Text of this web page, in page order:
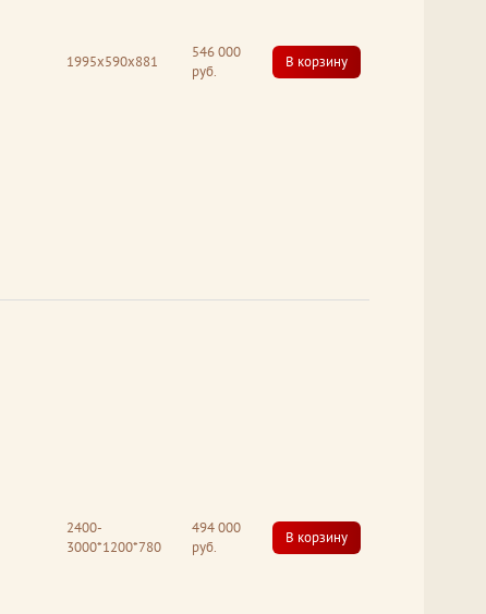
1995x590x881
546 000
руб.
В корзину
2400-
3000*1200*780
494 000
руб.
В корзину